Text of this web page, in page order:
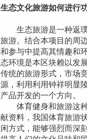
生态文化旅游如何进行
生态旅游是一种返璞
旅游。结合本项目的周
和参与中提高其情趣和
态环境是本区块赖以发
传统的旅游形式，市场
源，利用利用钟祥明显
产品开发的一个方向。
体育健身和旅游这种
献资料，我国体育旅游
闲方式，能够强烈而深